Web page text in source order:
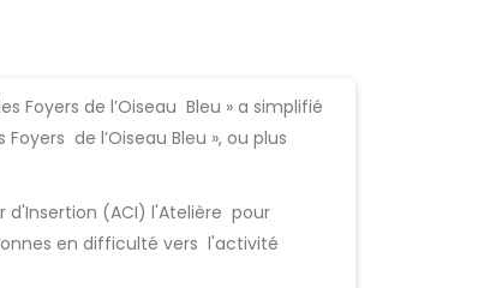
Foyers de l’Oiseau Bleu » a simplifié
de l’Oiseau Bleu », ou plus
d'Insertion (ACI) l'Atelière pour
en difficulté vers l'activité